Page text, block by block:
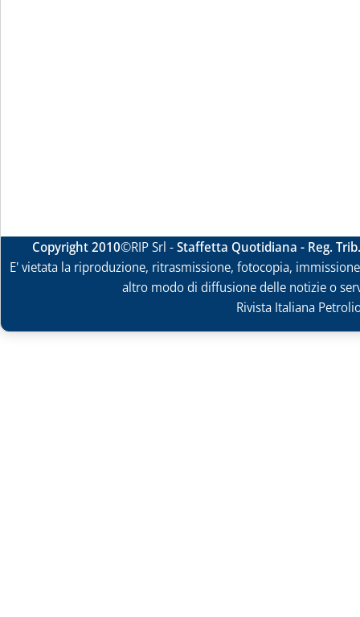
Copyright 2010©RIP Srl -Staffetta Quotidiana - Reg.
E' vietata la riproduzione, ritrasmissione, fotocopia,
altro modo di diffusione delle notizie o
Rivista Italiana